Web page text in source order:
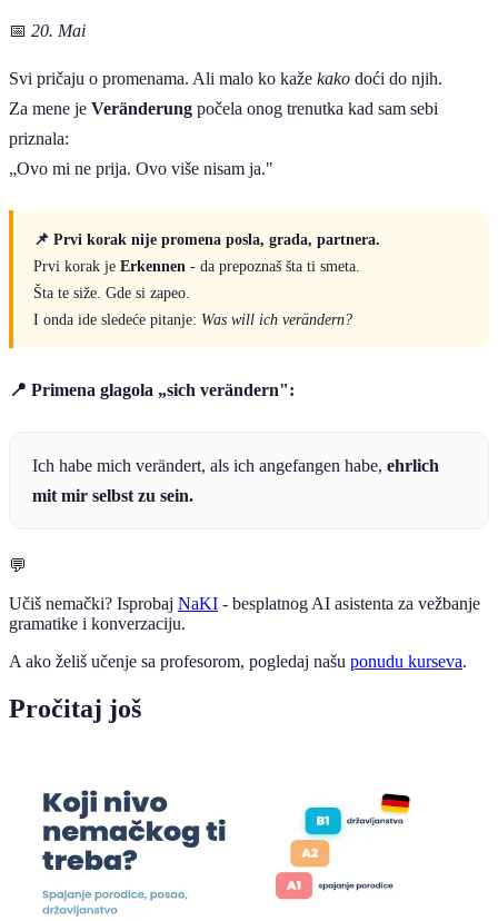
📅 20. Mai
Svi pričaju o promenama. Ali malo ko kaže kako doći do njih.
Za mene je Veränderung počela onog trenutka kad sam sebi
priznala:
„Ovo mi ne prija. Ovo više nisam ja."
📌 Prvi korak nije promena posla, grada, partnera.
Prvi korak je Erkennen - da prepoznaš šta ti smeta.
Šta te siže. Gde si zapeo.
I onda ide sledeće pitanje: Was will ich verändern?
📍 Primena glagola „sich verändern":
Ich habe mich verändert, als ich angefangen habe, ehrlich
mit mir selbst zu sein.
💬
Učiš nemački? Isprobaj NaKI - besplatnog AI asistenta za vežbanje
gramatike i konverzaciju.
A ako želiš učenje sa profesorom, pogledaj našu ponudu kurseva.
Pročitaj još